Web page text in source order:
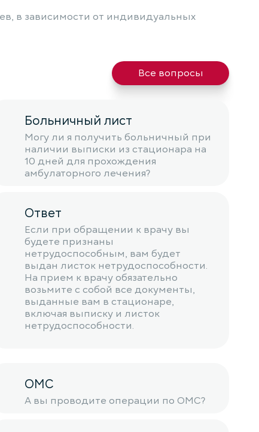
в зависимости от индивидуальных
Все вопросы
Больничный лист
Могу ли я получить больничный при
наличии выписки из стационара на
10 дней для прохождения
амбулаторного лечения?
Ответ
Если при обращении к врачу вы
будете признаны
нетрудоспособным, вам будет
выдан листок нетрудоспособности.
На прием к врачу обязательно
возьмите с собой все документы,
выданные вам в стационаре,
включая выписку и листок
нетрудоспособности.
ОМС
А вы проводите операции по ОМС?